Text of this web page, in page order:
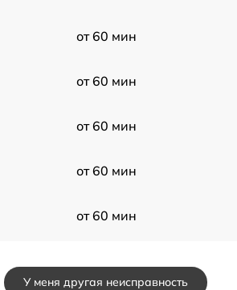
от 60 мин
от 60 мин
от 60 мин
от 60 мин
от 60 мин
У меня другая неисправность